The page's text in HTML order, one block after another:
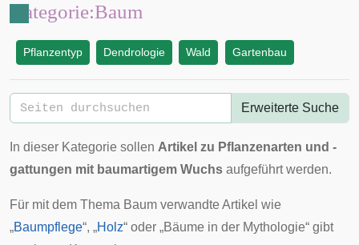
Kategorie:Baum
Pflanzentyp Dendrologie Wald Gartenbau
Erweiterte Suche
In dieser Kategorie sollen Artikel zu Pflanzenarten und -
gattungen mit baumartigem Wuchs aufgeführt werden.
Für mit dem Thema Baum verwandte Artikel wie
„Baumpflege“, „Holz“ oder „Bäume in der Mythologie“ gibt